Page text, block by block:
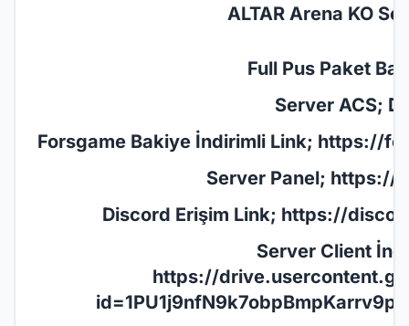
ALTAR Arena KO
Full Pus Paket
Server ACS;
Forsgame Bakiye İndirimli Link; https://
Server Panel; https://
Discord Erişim Link; https://
Server Client
https://